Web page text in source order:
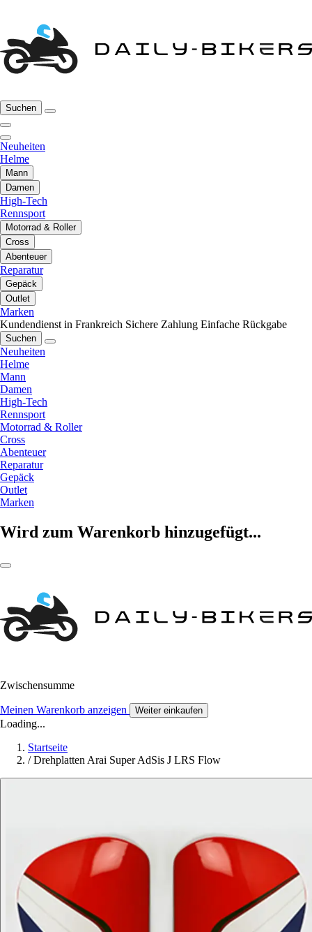
Suchen
Neuheiten
Helme
Mann
Damen
High-Tech
Rennsport
Motorrad & Roller
Cross
Abenteuer
Reparatur
Gepäck
Outlet
Marken
Kundendienst in Frankreich Sichere Zahlung Einfache Rückgabe
Suchen
Neuheiten
Helme
Mann
Damen
High-Tech
Rennsport
Motorrad & Roller
Cross
Abenteuer
Reparatur
Gepäck
Outlet
Marken
Wird zum Warenkorb hinzugefügt...
Zwischensumme
Meinen Warenkorb anzeigen Weiter einkaufen
Loading...
Startseite
/ Drehplatten Arai Super AdSis J LRS Flow